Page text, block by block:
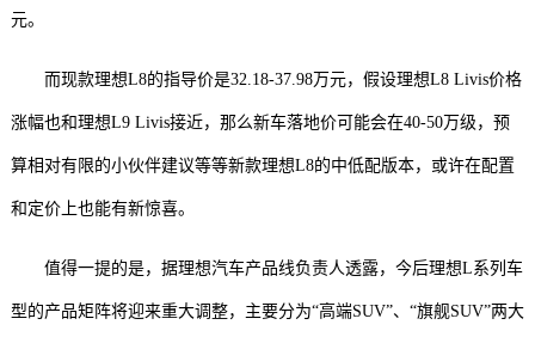
元。
而现款理想L8的指导价是32.18-37.98万元，假设理想L8 Livis价格
涨幅也和理想L9 Livis接近，那么新车落地价可能会在40-50万级，预
算相对有限的小伙伴建议等等新款理想L8的中低配版本，或许在配置
和定价上也能有新惊喜。
值得一提的是，据理想汽车产品线负责人透露，今后理想L系列车
型的产品矩阵将迎来重大调整，主要分为“高端SUV”、“旗舰SUV”两大